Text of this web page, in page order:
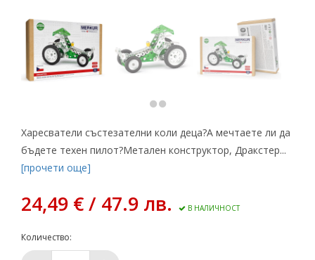
Харесватели състезателни коли деца?А мечтаете ли да
бъдете техен пилот?Метален конструктор, Дракстер...
[прочети още]
24,49 € / 47.9 лв. В НАЛИЧНОСТ
Количество: